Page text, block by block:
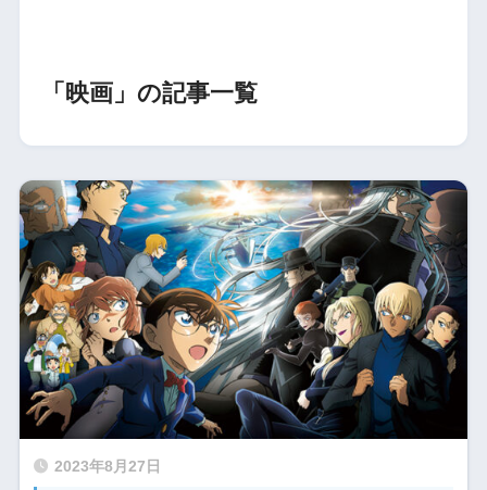
「映画」の記事一覧
2023年8月27日